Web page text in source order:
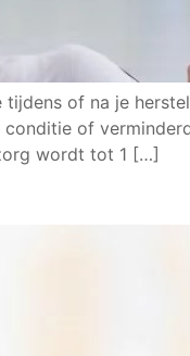
of na je
of
wordt tot 1 […]